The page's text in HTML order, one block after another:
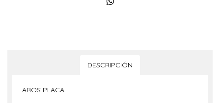
DESCRIPCIÓN
AROS PLACA